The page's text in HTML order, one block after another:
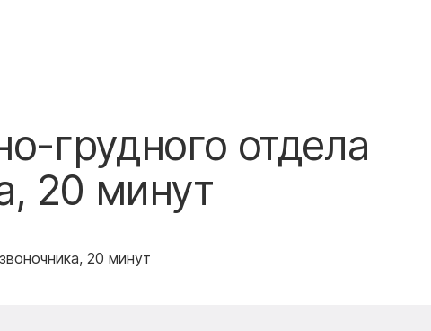
грудного отдела
20 минут
20 минут